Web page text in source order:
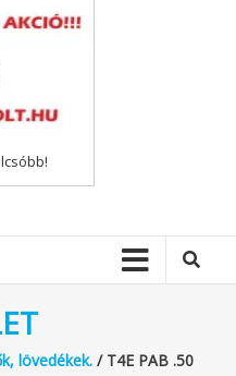
lövedékek. / T4E PAB .50